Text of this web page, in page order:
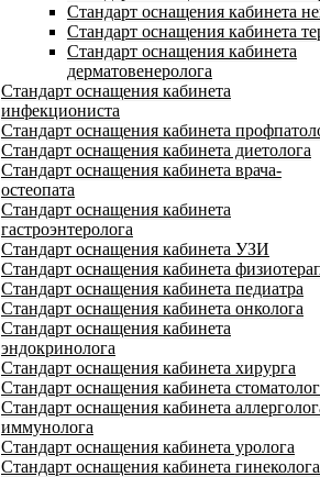
Стандарт оснащения кабинета
Стандарт оснащения кабинета
Стандарт оснащения кабинета
дерматовенеролога
Стандарт оснащения кабинета
инфекциониста
Стандарт оснащения кабинета
Стандарт оснащения кабинета диетолога
Стандарт оснащения кабинета врача-
остеопата
Стандарт оснащения кабинета
гастроэнтеролога
Стандарт оснащения кабинета УЗИ
Стандарт оснащения кабинета
Стандарт оснащения кабинета педиатра
Стандарт оснащения кабинета онколога
Стандарт оснащения кабинета
эндокринолога
Стандарт оснащения кабинета хирурга
Стандарт оснащения кабинета
Стандарт оснащения кабинета
иммунолога
Стандарт оснащения кабинета уролога
Стандарт оснащения кабинета гинеколога